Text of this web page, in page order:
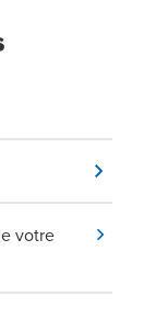
votre